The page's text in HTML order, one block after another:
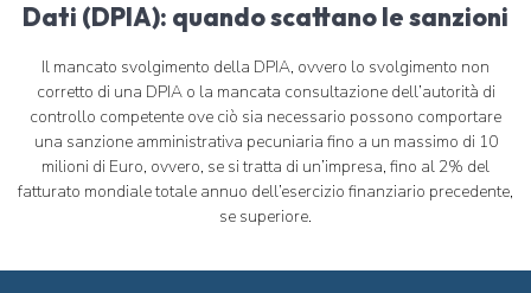
Dati (DPIA): quando scattano le sanzioni
Il mancato svolgimento della DPIA, ovvero lo svolgimento non
corretto di una DPIA o la mancata consultazione dell’autorità di
controllo competente ove ciò sia necessario possono comportare
una sanzione amministrativa pecuniaria fino a un massimo di 10
milioni di Euro, ovvero, se si tratta di un’impresa, fino al 2% del
fatturato mondiale totale annuo dell’esercizio finanziario precedente,
se superiore.